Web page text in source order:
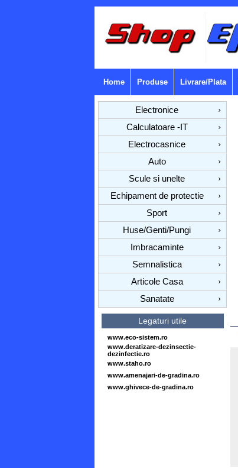
Home Produse Livrare/Plata
Electronice
›
Calculatoare -IT
›
Electrocasnice
›
Auto
›
Scule si unelte
›
Echipament de protectie
›
Sport
›
Huse/Genti/Pungi
›
Imbracaminte
›
Semnalistica
›
Articole Casa
›
Sanatate
›
Legaturi utile
www.eco-sistem.ro
www.deratizare-dezinsectie-
dezinfectie.ro
www.staho.ro
www.amenajari-de-gradina.ro
www.ghivece-de-gradina.ro